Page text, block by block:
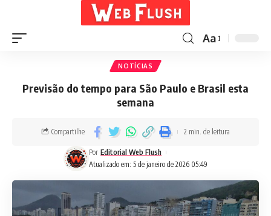
Aa
NOTÍCIAS
Previsão do tempo para São Paulo e Brasil esta
semana
Atualizado em: 5 de janeiro de 2026 05:49
Por Editorial Web Flush
Compartilhe 2 min. de leitura